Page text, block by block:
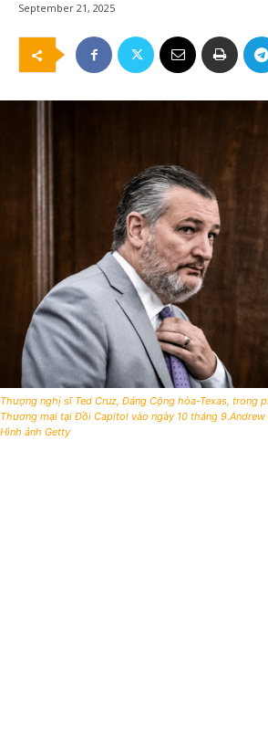
September 21, 2025
Thượng nghị sĩ Ted Cruz, Đảng Cộng hòa-Texas, trong
Thương mại tại Đồi Capitol vào ngày 10 tháng
Hình ảnh Getty